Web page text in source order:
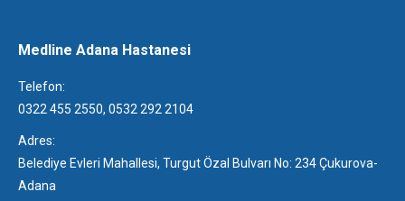
Medline Adana Hastanesi
Telefon:
0322 455 2550, 0532 292 2104
Adres:
Belediye Evleri Mahallesi, Turgut Özal Bulvarı No: 234 Çukurova-
Adana